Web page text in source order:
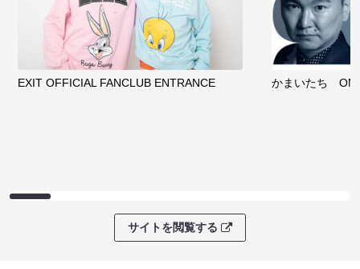
EXIT OFFICIAL FANCLUB ENTRANCE かまいたち
サイトを閲覧する